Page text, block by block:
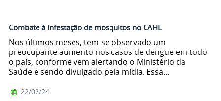
Combate à infestação de mosquitos no CAHL
Nos últimos meses, tem-se observado um
preocupante aumento nos casos de dengue em todo
o país, conforme vem alertando o Ministério da
Saúde e sendo divulgado pela mídia. Essa...
22/02/24